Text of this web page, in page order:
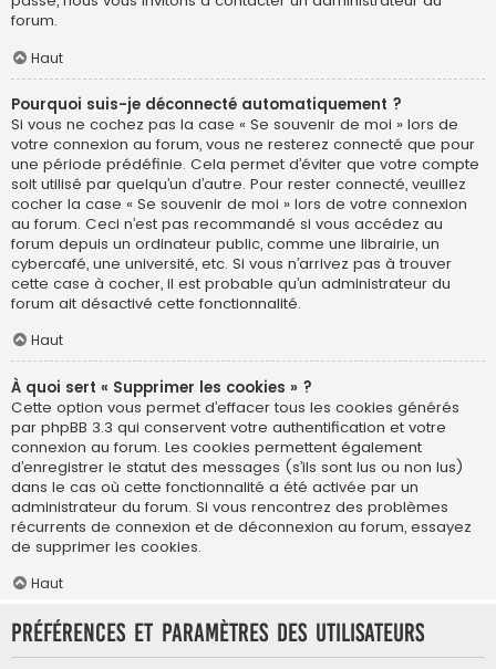
forum.
Haut
Pourquoi suis-je déconnecté automatiquement ?
Si vous ne cochez pas la case « Se souvenir de moi » lors de
votre connexion au forum, vous ne resterez connecté que pour
une période prédéfinie. Cela permet d’éviter que votre compte
soit utilisé par quelqu’un d’autre. Pour rester connecté, veuillez
cocher la case « Se souvenir de moi » lors de votre connexion
au forum. Ceci n’est pas recommandé si vous accédez au
forum depuis un ordinateur public, comme une librairie, un
cybercafé, une université, etc. Si vous n’arrivez pas à trouver
cette case à cocher, il est probable qu’un administrateur du
forum ait désactivé cette fonctionnalité.
Haut
À quoi sert « Supprimer les cookies » ?
Cette option vous permet d’effacer tous les cookies générés
par phpBB 3.3 qui conservent votre authentification et votre
connexion au forum. Les cookies permettent également
d’enregistrer le statut des messages (s’ils sont lus ou non lus)
dans le cas où cette fonctionnalité a été activée par un
administrateur du forum. Si vous rencontrez des problèmes
récurrents de connexion et de déconnexion au forum, essayez
de supprimer les cookies.
Haut
Préférences et paramètres des utilisateurs